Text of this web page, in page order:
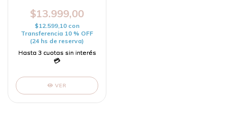
$13.999,00
$12.599,10 con
Transferencia 10 % OFF
(24 hs de reserva)
VER